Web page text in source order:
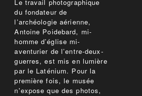
Le travail photographique
du fondateur de
l’archéologie aérienne,
Antoine Poidebard, mi-
homme d’église mi-
aventurier de l’entre-deux-
guerres, est mis en lumière
par le Laténium. Pour la
première fois, le musée
n'expose que des photos,